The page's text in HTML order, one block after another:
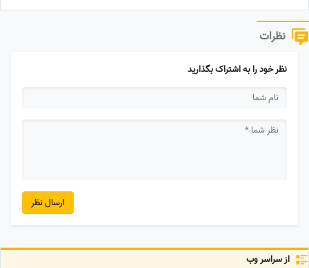
نظرات
نظر خود را به اشتراک بگذارید
ارسال نظر
از سراسر وب